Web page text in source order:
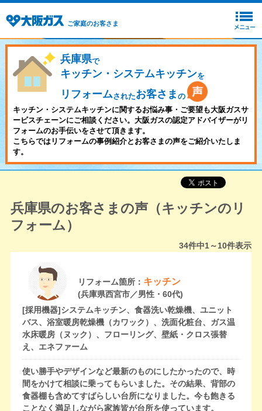
ご家庭のお客さま
兵庫県で
キッチン・システムキッチンを
リフォームされたお客さま の
キッチン・システムキッチンに関するお悩み事・ご要望も大阪ガスサ
ービスチェーンにご相談ください。大阪ガスの認定アドバイザーがリ
フォームのお手伝いをさせて頂きます。
こちらではリフォームの事例紹介とお客さまの声をご紹介いたしま
す。
兵庫県のお客さまの声（キッチンのリ
フォーム）
34件中1～10件表示
リフォーム箇所： キッチン
(兵庫県西宮市／男性・60代)
[採用機器]システムキッチン、食器洗い乾燥機、ユニット
バス、浴室暖房乾燥機（カワック）、洗面化粧台、ガス温
水床暖房（ヌック）、フローリング、壁紙・クロス張替
え、エネファーム
使い勝手やデザインなど最新のものにしたかったので、時
間をかけて相談に乗ってもらいました。その結果、背部の
食器棚も含めてすばらしい台所になりました。今も飽きる
ことなく満足しながら家族皆が台所を使っています。